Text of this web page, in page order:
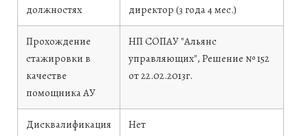
должностях
директор (3 года 4 мес.)
Прохождение
стажировки в
качестве
помощника АУ
НП СОПАУ "Альянс
управляющих", Решение № 152
от 22.02.2013г.
Дисквалификация Нет